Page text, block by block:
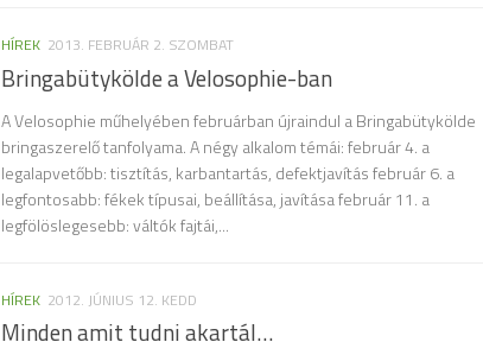
HÍREK 2013. FEBRUÁR 2. SZOMBAT
Bringabütykölde a Velosophie-ban
A Velosophie műhelyében februárban újraindul a Bringabütykölde
bringaszerelő tanfolyama. A négy alkalom témái: február 4. a
legalapvetőbb: tisztítás, karbantartás, defektjavítás február 6. a
legfontosabb: fékek típusai, beállítása, javítása február 11. a
legfölöslegesebb: váltók fajtái,...
HÍREK 2012. JÚNIUS 12. KEDD
Minden amit tudni akartál…